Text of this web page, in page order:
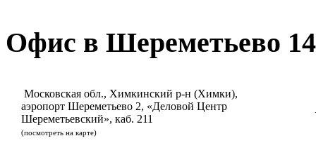
Офис в Шереметьево
Московская обл., Химкинский р-н (Химки),
аэропорт Шереметьево 2, «Деловой Центр
Шереметьевский», каб. 211
(посмотреть на карте)